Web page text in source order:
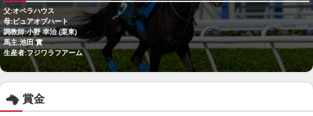
父:オペラハウス
母:ピュアオブハート
調教師:小野 幸治 (栗東)
馬主:池田 實
生産者:フジワラフアーム
賞金